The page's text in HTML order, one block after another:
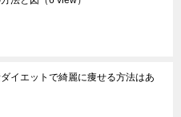
イエットで綺麗に痩せる方法はあ